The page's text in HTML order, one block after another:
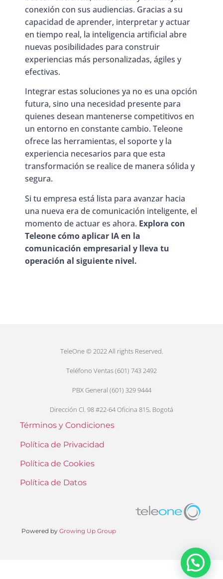
conexión con sus audiencias. Gracias a su
capacidad de aprender, interpretar y actuar
en tiempo real, la inteligencia artificial abre
nuevas posibilidades para construir
experiencias más personalizadas, ágiles y
efectivas.
Integrar estas soluciones ya no es una opción
futura, sino una necesidad presente para
quienes desean mantenerse competitivos en
un entorno en constante cambio. Teleone
ofrece las herramientas, el soporte y la
experiencia necesarios para que esta
transformación se realice de manera sólida y
segura.
Si tu empresa está lista para avanzar hacia
una nueva era de comunicación inteligente, el
momento de actuar es ahora. Explora con
Teleone cómo aplicar IA en la
comunicación empresarial y lleva tu
operación al siguiente nivel.
TeleOne © 2022 All rights Reserved.
Teléfono Ventas (601) 743 2492
PBX General (601) 329 9444
Dirección Cl. 98 #22-64 Oficina 815, Bogotá
Términos y Condiciones
Política de Privacidad
Política de Cookies
Política de Datos
Powered by Growing Up Group